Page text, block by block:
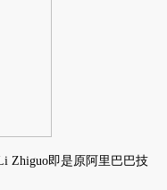
Zhiguo即是原阿里巴巴技